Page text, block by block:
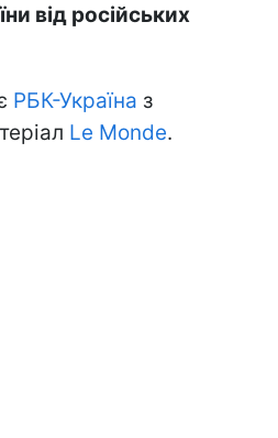
від російських
РБК-Україна з
Le Monde.